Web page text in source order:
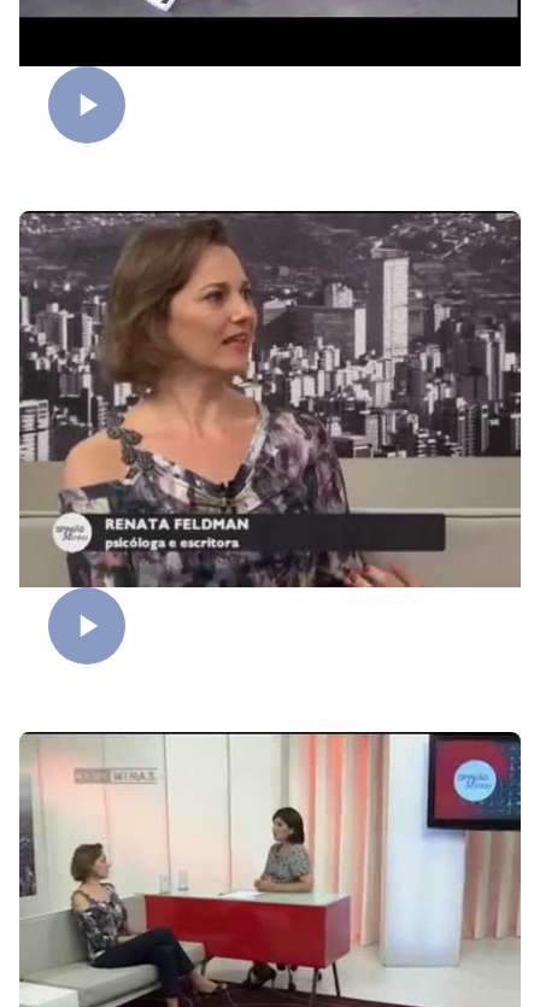
Fofoca
Mulheres sem filhos - Parte 1